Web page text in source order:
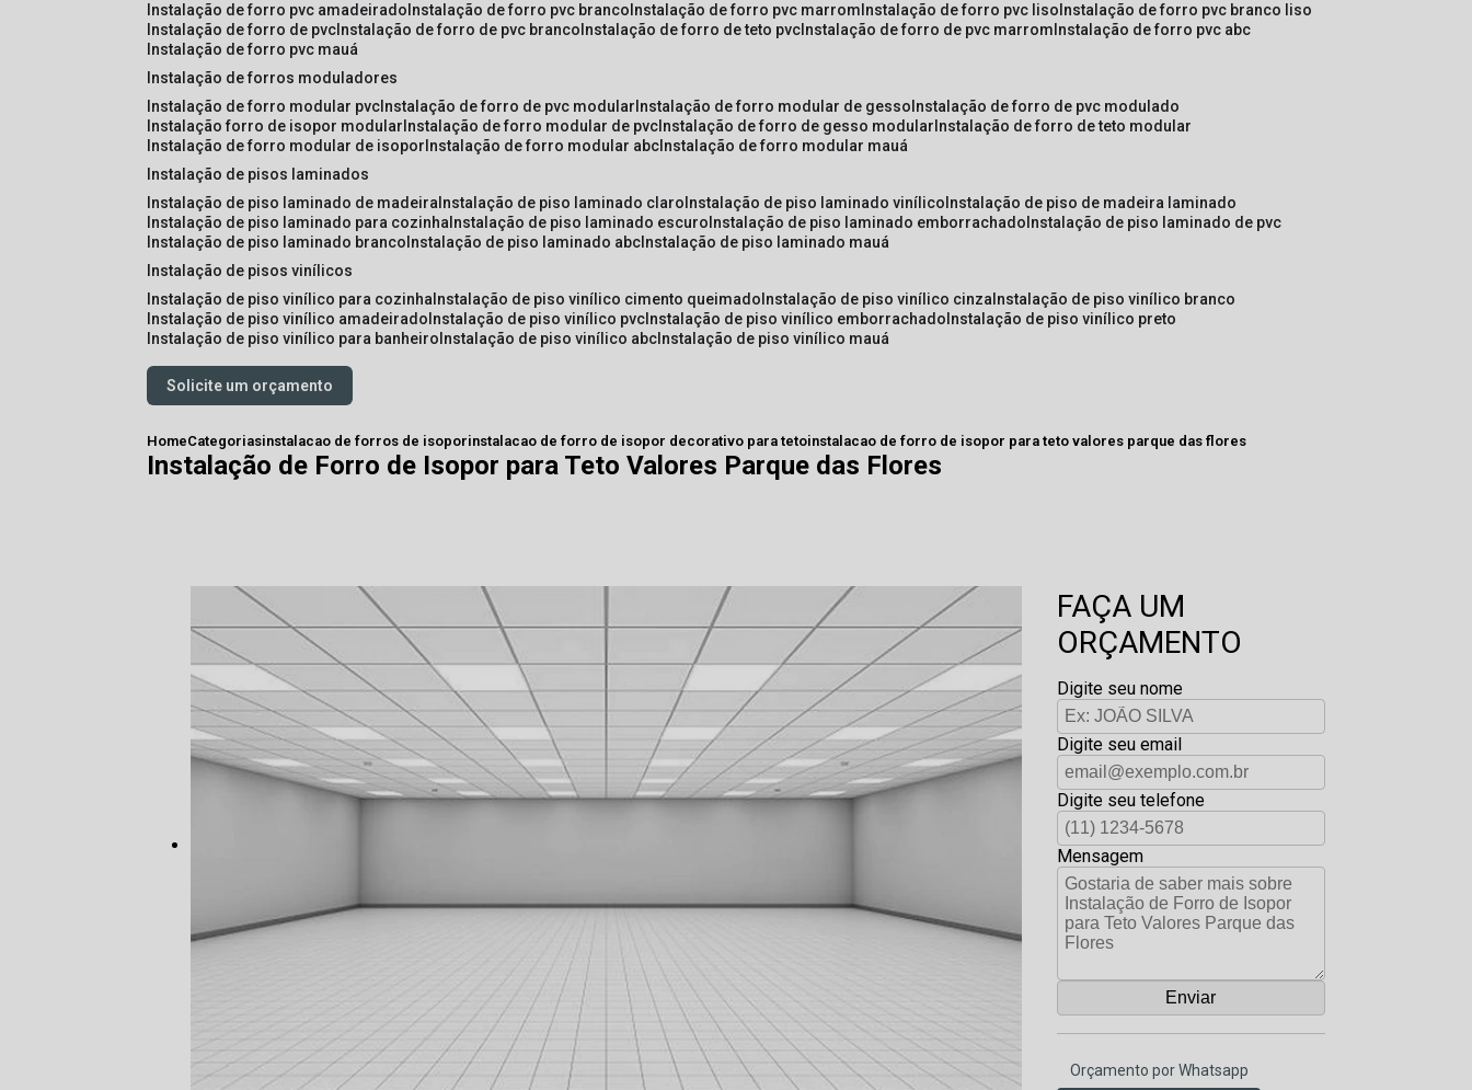
instalação de forro pvc amadeirado instalação de forro pvc branco instalação de forro pvc marrom instalação de forro pvc liso instalação de forro pvc branco liso
instalação de forro de pvc instalação de forro de pvc branco instalação de forro de teto pvc instalação de forro de pvc marrom instalação de forro pvc abc
instalação de forro pvc mauá
instalação de forros moduladores
instalação de forro modular pvc instalação de forro de pvc modular instalação de forro modular de gesso instalação de forro de pvc modulado
instalação forro de isopor modular instalação de forro modular de pvc instalação de forro de gesso modular instalação de forro de teto modular
instalação de forro modular de isopor instalação de forro modular abc instalação de forro modular mauá
instalação de pisos laminados
instalação de piso laminado de madeira instalação de piso laminado claro instalação de piso laminado vinílico instalação de piso de madeira laminado
instalação de piso laminado para cozinha instalação de piso laminado escuro instalação de piso laminado emborrachado instalação de piso laminado de pvc
instalação de piso laminado branco instalação de piso laminado abc instalação de piso laminado mauá
instalação de pisos vinílicos
instalação de piso vinílico para cozinha instalação de piso vinílico cimento queimado instalação de piso vinílico cinza instalação de piso vinílico branco
instalação de piso vinílico amadeirado instalação de piso vinílico pvc instalação de piso vinílico emborrachado instalação de piso vinílico preto
instalação de piso vinílico para banheiro instalação de piso vinílico abc instalação de piso vinílico mauá
Solicite um orçamento
HomeCategoriasinstalacao de forros de isoporinstalacao de forro de isopor decorativo para tetoinstalacao de forro de isopor para teto valores parque das flores
Instalação de Forro de Isopor para Teto Valores Parque das Flores
FAÇA UM
ORÇAMENTO
Digite seu nome
Digite seu email
Digite seu telefone
Mensagem
Orçamento por Whatsapp